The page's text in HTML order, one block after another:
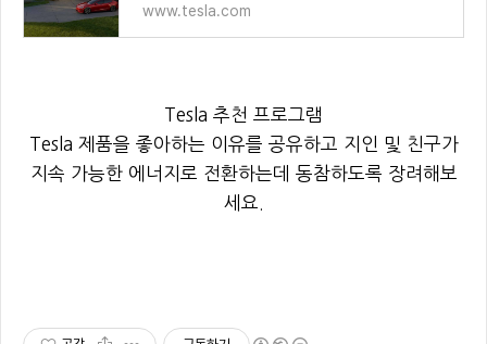
www.tesla.com
Tesla 추천 프로그램
Tesla 제품을 좋아하는 이유를 공유하고 지인 및 친구가
지속 가능한 에너지로 전환하는데 동참하도록 장려해보
세요.